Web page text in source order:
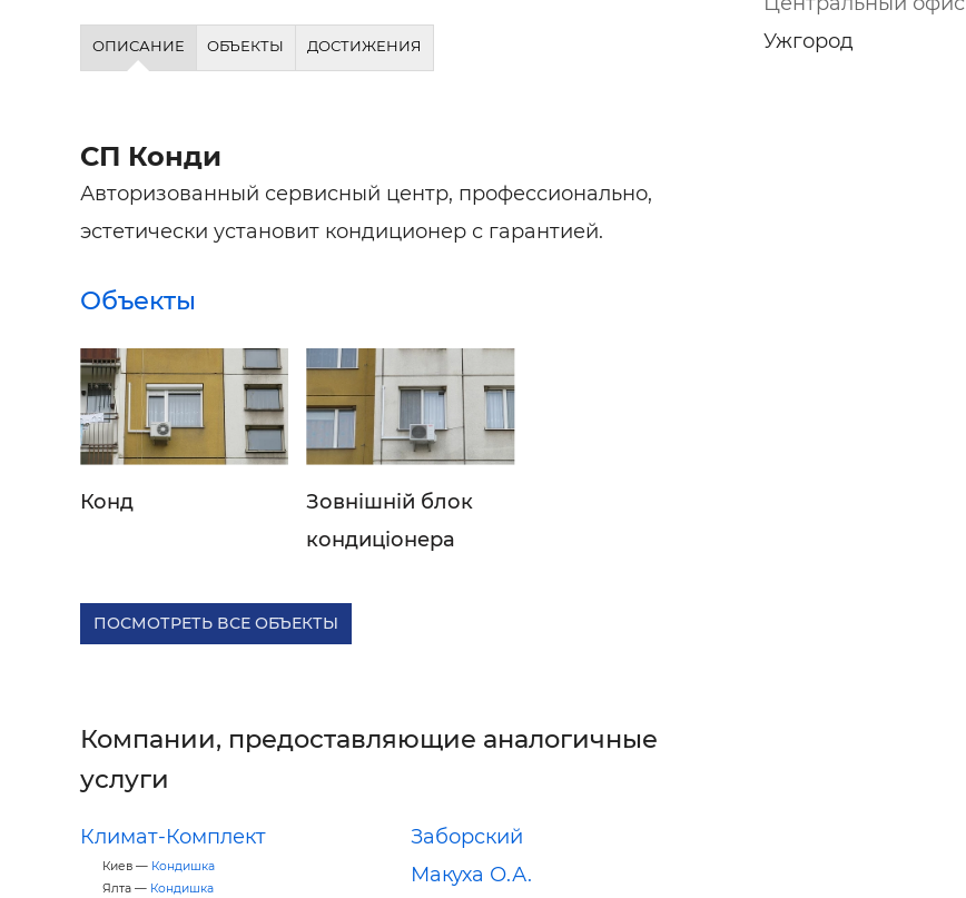
ОПИСАНИЕ ОБЪЕКТЫ ДОСТИЖЕНИЯ
СП Конди
Авторизованный сервисный центр, профессионально,
эстетически установит кондиционер с гарантией.
Объекты
Конд
Зовнішній блок
кондиціонера
ПОСМОТРЕТЬ ВСЕ ОБЪЕКТЫ
Компании, предоставляющие аналогичные
услуги
Климат-Комплект
Киев — Кондишка
Ялта — Кондишка
Заборский
Макуха О.А.
Ужгород